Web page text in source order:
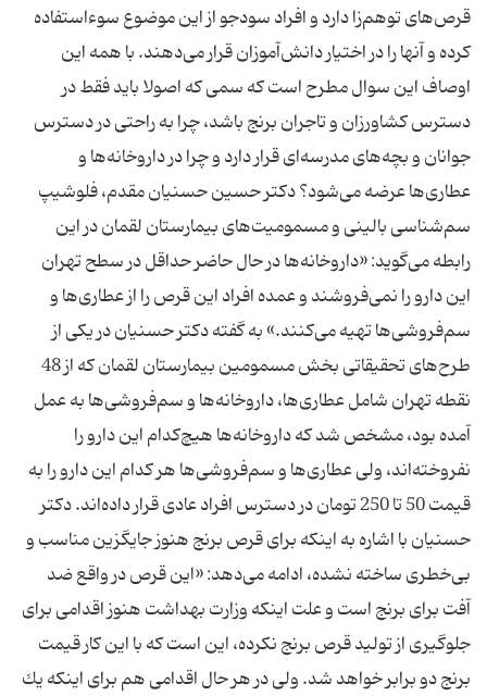
قرص‌های توهم‌‌زا دارد و افراد سودجو از این موضوع سوء‌استفاده
كرده و آنها را در اختیار دانش‌آموزان قرار می‌دهند. با همه این
اوصاف این سوال مطرح است كه سمی كه اصولا باید فقط در
دسترس كشاورزان و تاجران برنج باشد، چرا به راحتی در دسترس
جوانان و بچه‌های مدرسه‌ای قرار دارد و چرا در داروخانه‌ها و
عطاری‌ها عرضه می‌شود؟ دكتر حسین حسنیان مقدم، فلوشیپ
سم‌شناسی بالینی و مسمومیت‌های بیمارستان لقمان در این
رابطه می‌گوید: «داروخانه‌ها در حال حاضر حداقل در سطح تهران
این دارو را نمی‌فروشند و عمده افراد این قرص را از عطاری‌ها و
سم‌فروشی‌ها تهیه می‌كنند.» به گفته دكتر حسنیان در یكی از
طرح‌های تحقیقاتی بخش مسمومین بیمارستان لقمان كه از 48
نقطه تهران شامل عطاری‌ها، داروخانه‌ها و سم‌فروشی‌ها به عمل
آمده بود، مشخص شد كه داروخانه‌ها هیچ‌كدام این دارو را
نفروخته‌اند، ولی عطاری‌ها و سم‌فروشی‌ها هر كدام این دارو را به
قیمت 50 تا 250 تومان در دسترس افراد عادی قرار داده‌اند. دكتر
حسنیان با اشاره به اینكه برای قرص برنج هنوز جایگزین مناسب و
بی‌خطری ساخته نشده، ادامه می‌دهد: «این قرص در واقع ضد
آفت برای برنج است و علت اینكه وزارت بهداشت هنوز اقدامی برای
جلوگیری از تولید قرص برنج نكرده، این است كه با این كار قیمت
برنج دو برابر خواهد شد. ولی در هر حال اقدامی هم برای اینكه یك